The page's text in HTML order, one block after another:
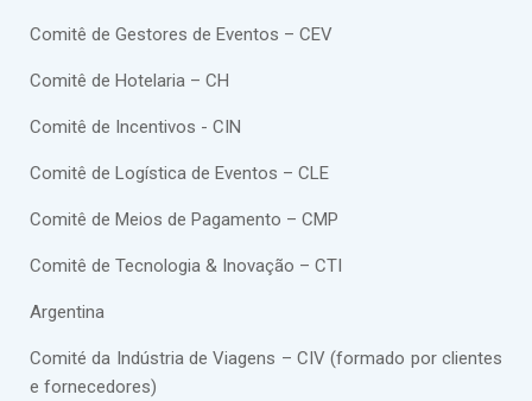
Comitê de Gestores de Eventos – CEV
Comitê de Hotelaria – CH
Comitê de Incentivos - CIN
Comitê de Logística de Eventos – CLE
Comitê de Meios de Pagamento – CMP
Comitê de Tecnologia & Inovação – CTI
Argentina
Comité da Indústria de Viagens – CIV (formado por clientes
e fornecedores)